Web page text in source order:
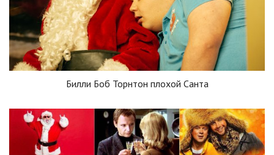
Билли Боб Торнтон плохой Санта